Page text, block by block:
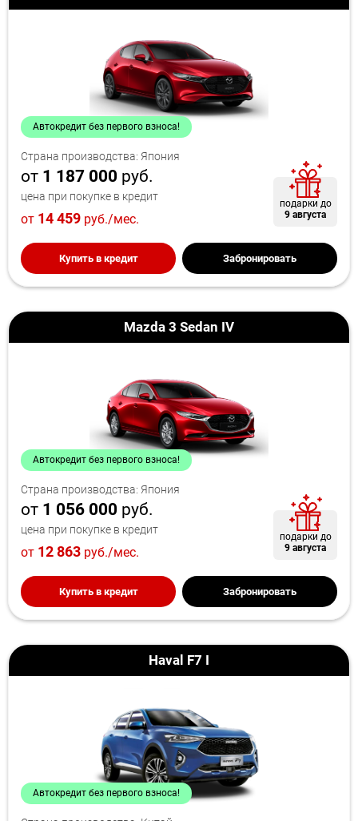
Автокредит без первого взноса!
Страна производства: Япония
от 1 187 000 руб.
цена при покупке в кредит
от 14 459 руб./мес.
подарки до
9 августа
Купить в кредит Забронировать
Mazda 3 Sedan IV
Автокредит без первого взноса!
Страна производства: Япония
от 1 056 000 руб.
цена при покупке в кредит
от 12 863 руб./мес.
подарки до
9 августа
Купить в кредит Забронировать
Haval F7 I
Автокредит без первого взноса!